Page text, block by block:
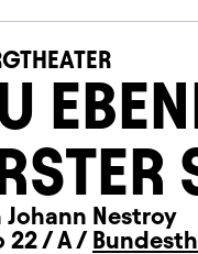
Johann Nestroy
22 / A /